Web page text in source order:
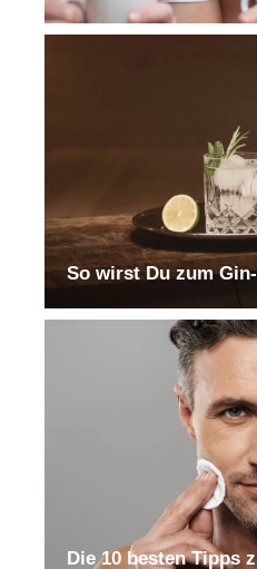
So wirst Du zum
Die 10 besten Tipps